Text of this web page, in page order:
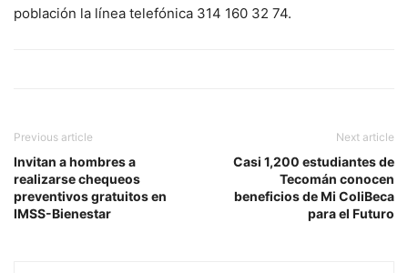
población la línea telefónica 314 160 32 74.
Previous article
Invitan a hombres a
realizarse chequeos
preventivos gratuitos en
IMSS-Bienestar
Next article
Casi 1,200 estudiantes de
Tecomán conocen
beneficios de Mi ColiBeca
para el Futuro